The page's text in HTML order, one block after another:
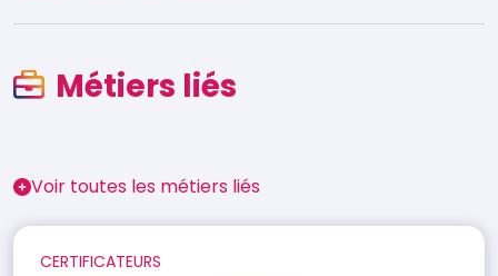
Métiers liés
Voir toutes les métiers liés
CERTIFICATEURS